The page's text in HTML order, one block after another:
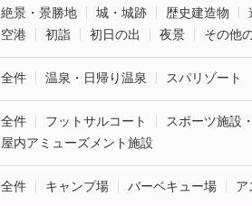
絶景・景勝地
城・城跡 歴史建造物
空港
初詣 初日の出 夜景 その他
全件 温泉・日帰り温泉 スパリゾート
全件 フットサルコート スポーツ施設
屋内アミューズメント施設
全件 キャンプ場 バーベキュー場 ア